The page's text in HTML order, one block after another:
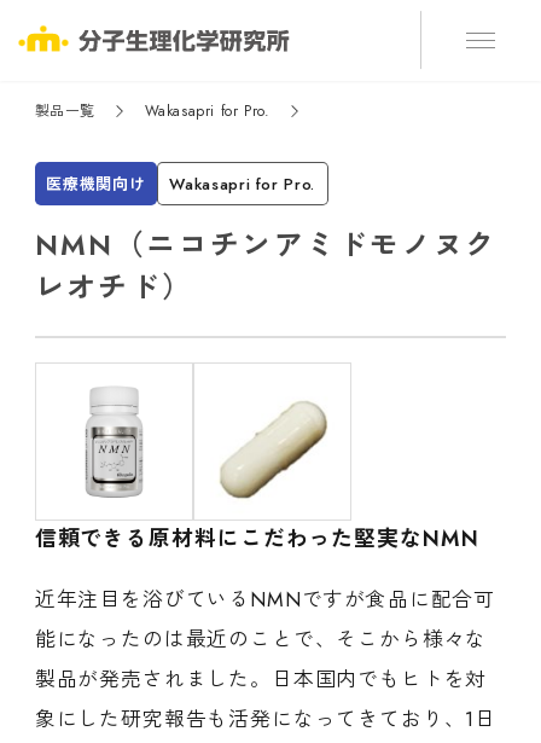
製品一覧 Wakasapri for Pro.
医療機関向け Wakasapri for Pro.
NMN（ニコチンアミドモノヌク
レオチド）
信頼できる原材料にこだわった堅実なNMN
近年注目を浴びているNMNですが食品に配合可
能になったのは最近のことで、そこから様々な
製品が発売されました。日本国内でもヒトを対
象にした研究報告も活発になってきており、1日